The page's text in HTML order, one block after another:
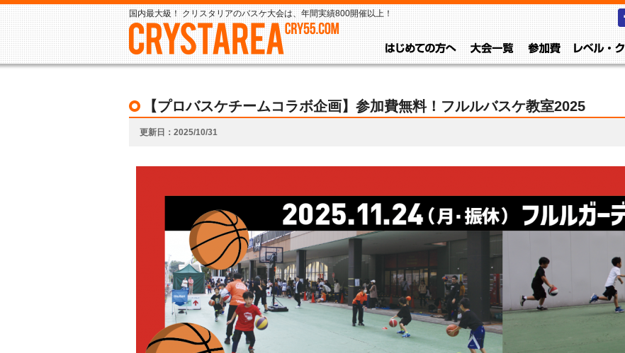
国内最大級！ クリスタリアのバスケ大会は、年間実績800開催以上！
はじめての方へ
大会一覧参加費
【プロバスケチームコラボ企画】参加費無料！フルルバスケ教室2025
更新日 2025/10/31